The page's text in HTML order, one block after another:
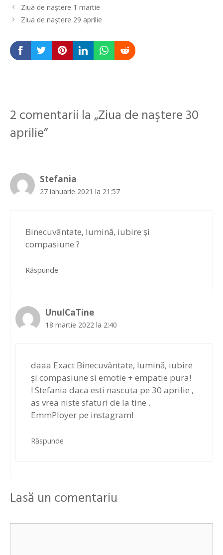
Navigare
în
Ziua de naștere 1 martie
Ziua de naştere 29 aprilie
2 comentarii la „Ziua de naştere 30
aprilie”
Stefania
27 ianuarie 2021 la 21:57
Binecuvântate, lumină, iubire și
compasiune ?
Răspunde
UnulCaTine
18 martie 2022 la 2:40
daaa Exact Binecuvântate, lumină, iubire
și compasiune si emotie + empatie pura!
! Stefania daca esti nascuta pe 30 aprilie ,
as vrea niste sfaturi de la tine .
EmmPloyer pe instagram!
Răspunde
Lasă un comentariu